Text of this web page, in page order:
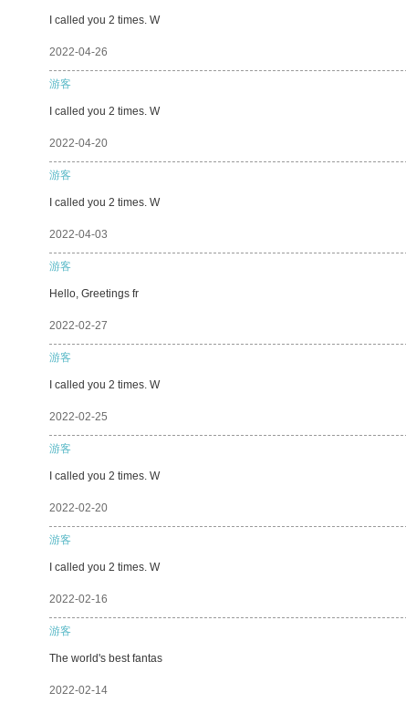
I called you 2 times. W
2022-04-26
游客
I called you 2 times. W
2022-04-20
游客
I called you 2 times. W
2022-04-03
游客
Hello, Greetings fr
2022-02-27
游客
I called you 2 times. W
2022-02-25
游客
I called you 2 times. W
2022-02-20
游客
I called you 2 times. W
2022-02-16
游客
The world's best fantas
2022-02-14